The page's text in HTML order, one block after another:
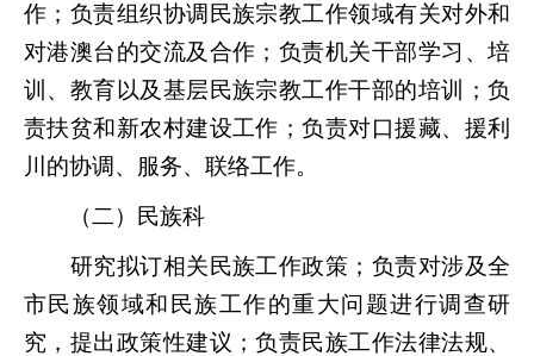
作；负责组织协调民族宗教工作领域有关对外和
对港澳台的交流及合作；负责机关干部学习、培
训、教育以及基层民族宗教工作干部的培训；负
责扶贫和新农村建设工作；负责对口援藏、援利
川的协调、服务、联络工作。
（二）民族科
研究拟订相关民族工作政策；负责对涉及全
市民族领域和民族工作的重大问题进行调查研
究，提出政策性建议；负责民族工作法律法规、